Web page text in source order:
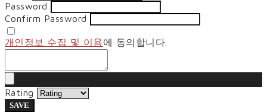
Password
Confirm Password
개인정보 수집 및 이용에 동의합니다.
Rating
SAVE